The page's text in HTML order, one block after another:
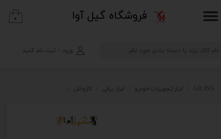
​فروشگاه گیل آوا
ورود ثبت نام کنید
حساب کاربری من
خروج از حساب کاربری
۰
GILAVA ابزار/تجهیزات/خودرو ابزار برقی کارواش